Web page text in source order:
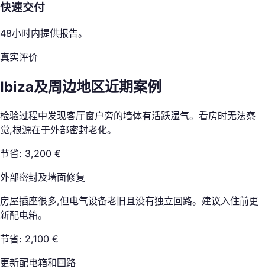
快速交付
48小时内提供报告。
真实评价
Ibiza及周边地区近期案例
检验过程中发现客厅窗户旁的墙体有活跃湿气。看房时无法察
觉,根源在于外部密封老化。
节省: 3,200 €
外部密封及墙面修复
房屋插座很多,但电气设备老旧且没有独立回路。建议入住前更
新配电箱。
节省: 2,100 €
更新配电箱和回路